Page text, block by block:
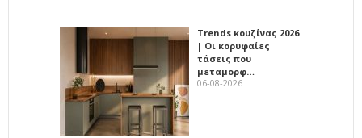
Trends κουζίνας 2026
| Οι κορυφαίες
τάσεις που
μεταμορφ…
06-08-2026